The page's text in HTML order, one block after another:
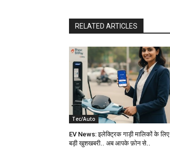
RELATED ARTICLES
Tec/Auto
EV News: इलेक्ट्रिक गाड़ी मालिकों के लिए
बड़ी खुशखबरी.. अब आपके फ़ोन से..